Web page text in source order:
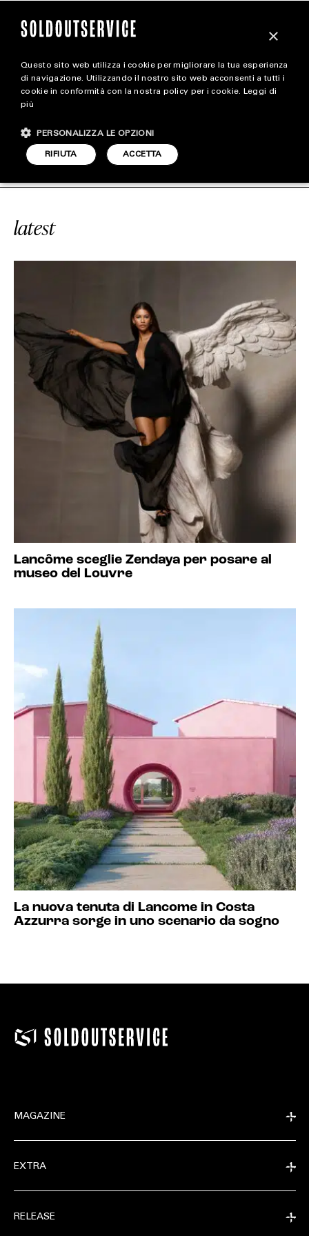
magazine
STYLE
FOOTWEAR
#LANCOME SOLDOUTSERVICE
latest
Lancôme sceglie Zendaya per posare al
museo del Louvre
La nuova tenuta di Lancome in Costa
Azzurra sorge in uno scenario da sogno
MAGAZINE
EXTRA
RELEASE
×
Questo sito web utilizza i cookie per migliorare la tua esperienza
di navigazione. Utilizzando il nostro sito web acconsenti a tutti i
cookie in conformità con la nostra policy per i cookie. Leggi di
più
ACCETTA
RIFIUTA
PERSONALIZZA LE OPZIONI